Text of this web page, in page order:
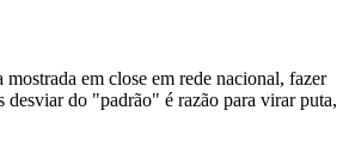
em close em rede nacional, fazer
do "padrão" é razão para virar puta,